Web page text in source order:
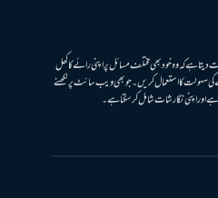
ہے کہ وہ خود بھی مختلف مسائل پر اپنی رائے کا کھل
سہولت کا استعمال کریں۔ جو بھی ویب سائٹ پر لکھنے
ہے اور اپنی نگارشات شامل کرسکتا ہے۔